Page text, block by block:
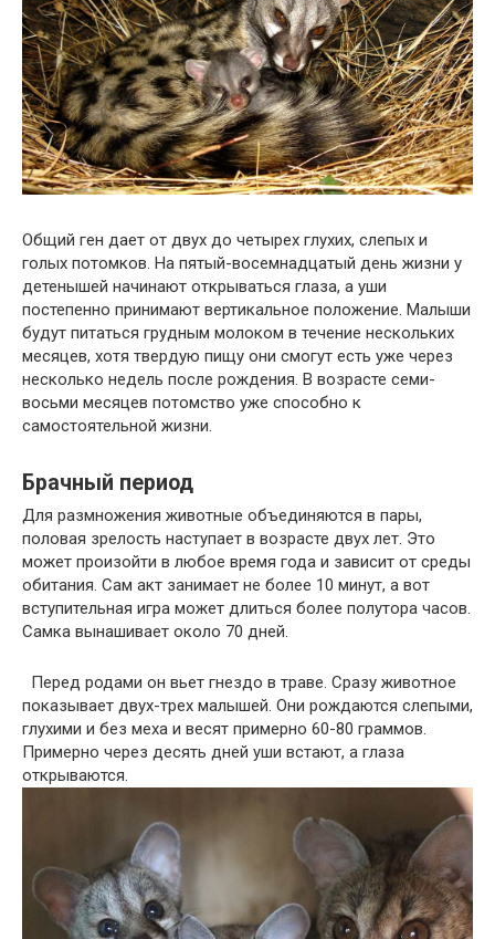
Общий ген дает от двух до четырех глухих, слепых и
голых потомков. На пятый-восемнадцатый день жизни у
детенышей начинают открываться глаза, а уши
постепенно принимают вертикальное положение. Малыши
будут питаться грудным молоком в течение нескольких
месяцев, хотя твердую пищу они смогут есть уже через
несколько недель после рождения. В возрасте семи-
восьми месяцев потомство уже способно к
самостоятельной жизни.
Брачный период
Для размножения животные объединяются в пары,
половая зрелость наступает в возрасте двух лет. Это
может произойти в любое время года и зависит от среды
обитания. Сам акт занимает не более 10 минут, а вот
вступительная игра может длиться более полутора часов.
Самка вынашивает около 70 дней.
Перед родами он вьет гнездо в траве. Сразу животное
показывает двух-трех малышей. Они рождаются слепыми,
глухими и без меха и весят примерно 60-80 граммов.
Примерно через десять дней уши встают, а глаза
открываются.